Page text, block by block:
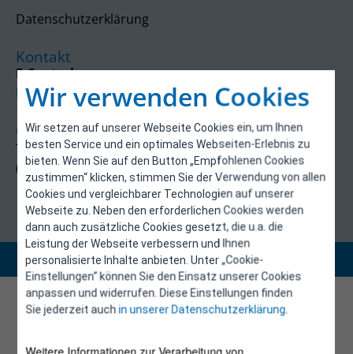
Wir verwenden Cookies
Wir setzen auf unserer Webseite Cookies ein, um Ihnen
besten Service und ein optimales Webseiten-Erlebnis zu
bieten. Wenn Sie auf den Button „Empfohlenen Cookies
zustimmen“ klicken, stimmen Sie der Verwendung von allen
Cookies und vergleichbarer Technologien auf unserer
Webseite zu. Neben den erforderlichen Cookies werden
dann auch zusätzliche Cookies gesetzt, die u.a. die
Leistung der Webseite verbessern und Ihnen
personalisierte Inhalte anbieten. Unter „Cookie-
Einstellungen“ können Sie den Einsatz unserer Cookies
anpassen und widerrufen. Diese Einstellungen finden
Sie jederzeit auchin unserer Datenschutzerklärung.
Datenschutzerklärung
Kontakt
E-Control
Rudolfsplatz 13a
1010 Wien
energieeffizienz@e-control.at
Tel +43 1 5324724
(Mo, Mi-Fr 09:30-12:30 Uhr)
Copyright 2026 © E-Control